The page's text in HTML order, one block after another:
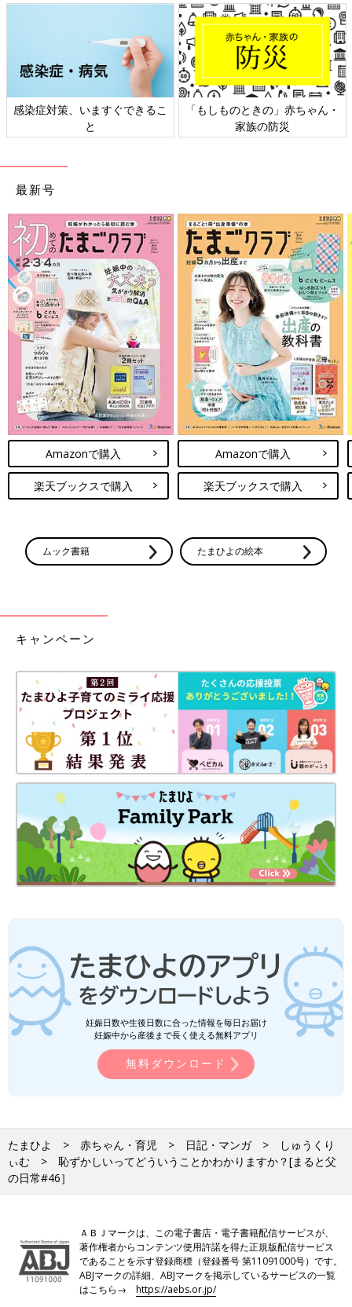
ん・
日本外来小児科学会リーフレッ
六星占術 細木かおりさん
相談
最新号
Amazonで購入
楽天ブックスで購入
Amazonで購入
楽天ブックスで購入
ムック書籍 たまひよの絵本
キャンペーン
妊娠日数や生後日数に合った情報を毎日お届け
妊娠中から産後まで長く使える無料アプリ
無料ダウンロード
たまひよ 赤ちゃん・育児 日記・マンガ
しゅうくり
ぃむ
恥ずかしいってどういうことかわかりますか？[まると父
の日常#46］
ＡＢＪマークは、この電子書店・電子書籍配信サービスが、
著作権者からコンテンツ使用許諾を得た正規版配信サービス
であることを示す登録商標（登録番号 第11091000号）です。
ABJマークの詳細、ABJマークを掲示しているサービスの一覧
はこちら→https://aebs.or.jp/